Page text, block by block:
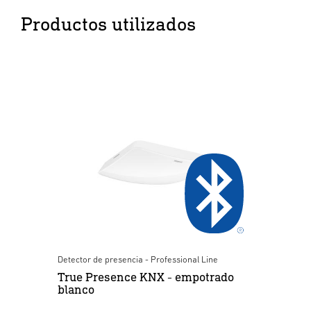
Productos utilizados
Detector de presencia - Professional Line
True Presence KNX - empotrado
blanco